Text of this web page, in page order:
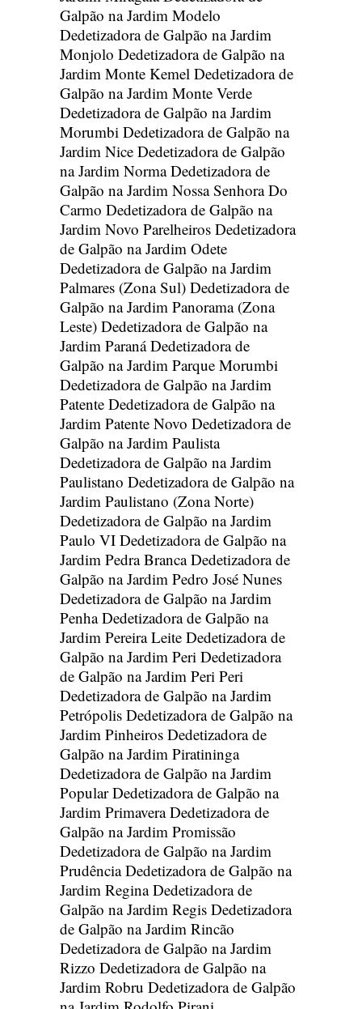
Galpão na Jardim Modelo
Dedetizadora de Galpão na Jardim
Monjolo Dedetizadora de Galpão na
Jardim Monte Kemel Dedetizadora de
Galpão na Jardim Monte Verde
Dedetizadora de Galpão na Jardim
Morumbi Dedetizadora de Galpão na
Jardim Nice Dedetizadora de Galpão
na Jardim NormaDedetizadora de
Galpão na Jardim Nossa Senhora Do
Carmo Dedetizadora de Galpão na
Jardim Novo Parelheiros Dedetizadora
de Galpão na Jardim Odete
Dedetizadora de Galpão na Jardim
Palmares (Zona Sul) Dedetizadora de
Galpão na Jardim Panorama (Zona
Leste) Dedetizadora de Galpão na
Jardim ParanáDedetizadora de
Galpão na Jardim Parque Morumbi
Dedetizadora de Galpão na Jardim
Patente Dedetizadora de Galpão na
Jardim Patente Novo Dedetizadora de
Galpão na Jardim Paulista
Dedetizadora de Galpão na Jardim
Paulistano Dedetizadora de Galpão na
Jardim Paulistano (Zona Norte)
Dedetizadora de Galpão na Jardim
Paulo VI Dedetizadora de Galpão na
Jardim Pedra BrancaDedetizadora de
Galpão na Jardim Pedro José Nunes
Dedetizadora de Galpão na Jardim
PenhaDedetizadora de Galpão na
Jardim Pereira Leite Dedetizadora de
Galpão na Jardim Peri Dedetizadora
de Galpão na Jardim Peri Peri
Dedetizadora de Galpão na Jardim
Petrópolis Dedetizadora de Galpão na
Jardim Pinheiros Dedetizadora de
Galpão na Jardim Piratininga
Dedetizadora de Galpão na Jardim
PopularDedetizadora de Galpão na
Jardim PrimaveraDedetizadora de
Galpão na Jardim Promissão
Dedetizadora de Galpão na Jardim
PrudênciaDedetizadora de Galpão na
Jardim ReginaDedetizadora de
Galpão na Jardim Regis Dedetizadora
de Galpão na Jardim Rincão
Dedetizadora de Galpão na Jardim
Rizzo Dedetizadora de Galpão na
Jardim Robru Dedetizadora de Galpão